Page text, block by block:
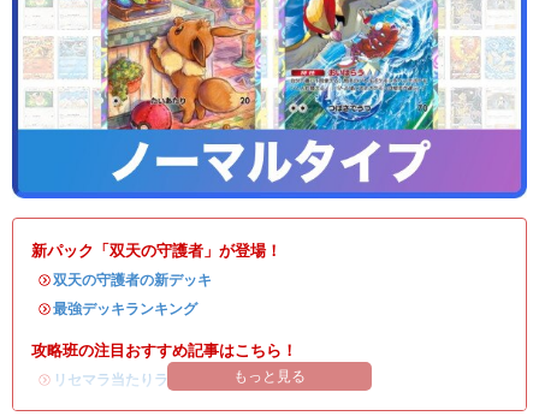
新パック「双天の守護者」が登場！
・双天の守護者の新デッキ
・最強デッキランキング
攻略班の注目おすすめ記事はこちら！
・ リセマラ当たりランキング /リセマラのやり方
もっと見る